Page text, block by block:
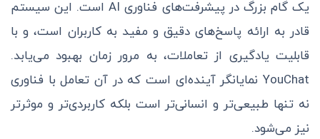
یک گام بزرگ در پیشرفت‌های فناوری AI است. این سیستم
قادر به ارائه پاسخ‌های دقیق و مفید به کاربران است، و با
قابلیت یادگیری از تعاملات، به مرور زمان بهبود می‌یابد.
YouChat نمایانگر آینده‌ای است که در آن تعامل با فناوری
نه تنها طبیعی‌تر و انسانی‌تر است بلکه کاربردی‌تر و موثرتر
نیز می‌شود.